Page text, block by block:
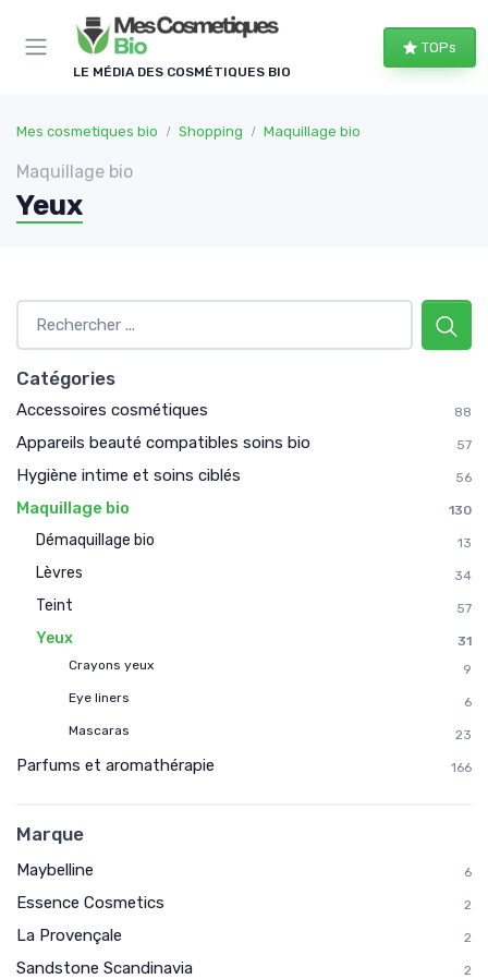
LE MÉDIA DES COSMÉTIQUES BIO
TOPs
Mes cosmetiques bio Shopping Maquillage bio
Maquillage bio
Yeux
Catégories
Accessoires cosmétiques 88
Appareils beauté compatibles soins bio 57
Hygiène intime et soins ciblés 56
Maquillage bio 130
Démaquillage bio 13
Lèvres 34
Teint 57
Yeux
31
Crayons yeux
9
Eye liners
6
Mascaras
23
Parfums et aromathérapie 166
Marque
Maybelline 6
Essence Cosmetics 2
La Provençale 2
Sandstone Scandinavia 2
Panneau de gestion des cookies